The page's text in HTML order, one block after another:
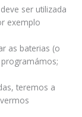
ser utilizada
exemplo
as baterias (o
teremos a